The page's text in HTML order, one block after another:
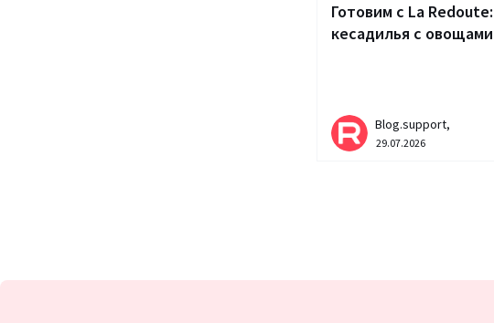
Готовим с La Redoute:
кесадилья с овощами
Blog.support,
29.07.2026